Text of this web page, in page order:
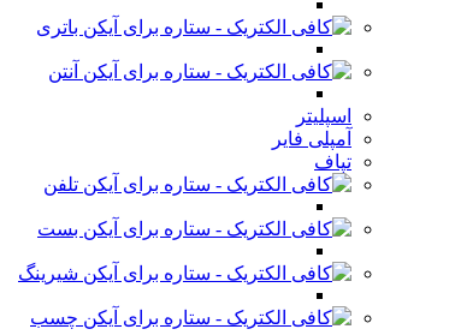
باتری
آنتن
اسپلیتر
آمپلی فایر
تپاف
تلفن
بست
شیرینگ
چسب